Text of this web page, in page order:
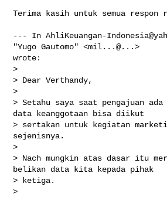
Terima kasih untuk semua respon
--- In AhliKeuangan-
"Yugo Gautomo" <mil...@...>
wrote:
>
> Dear Verthandy,
>
> Setahu saya saat pengajuan
data keanggotaan bisa diikut
> sertakan untuk kegiatan
sejenisnya.
>
> Nach mungkin atas dasar itu
belikan data kita kepada pihak
> ketiga.
>